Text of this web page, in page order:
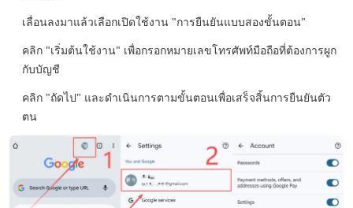
เลื่อนลงมาแล้วเลือกเปิดใช้งาน "การยืนยันแบบสองขั้นตอน"
คลิก "เริ่มต้นใช้งาน" เพื่อกรอกหมายเลขโทรศัพท์มือถือที่ต้องการผูก
กับบัญชี
คลิก "ถัดไป" และดำเนินการตามขั้นตอนเพื่อเสร็จสิ้นการยืนยันตัว
ตน